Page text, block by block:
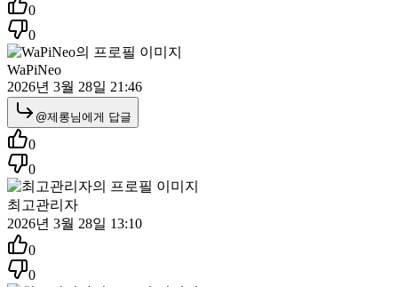
0
0
WaPiNeo
2026년 3월 28일 21:46
@제롱님에게 답글
0
0
최고관리자
2026년 3월 28일 13:10
0
0